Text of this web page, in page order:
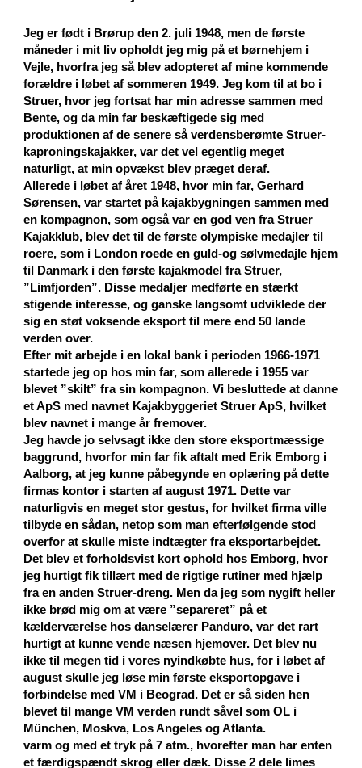
Jeg er født i Brørup den 2. juli 1948, men de første
måneder i mit liv opholdt jeg mig på et børnehjem i
Vejle, hvorfra jeg så blev adopteret af mine kommende
forældre i løbet af sommeren 1949. Jeg kom til at bo i
Struer, hvor jeg fortsat har min adresse sammen med
Bente, og da min far beskæftigede sig med
produktionen af de senere så verdensberømte Struer-
kaproningskajakker, var det vel egentlig meget
naturligt, at min opvækst blev præget deraf.
Allerede i løbet af året 1948, hvor min far, Gerhard
Sørensen, var startet på kajakbygningen sammen med
en kompagnon, som også var en god ven fra Struer
Kajakklub, blev det til de første olympiske medajler til
roere, som i London roede en guld-og sølvmedajle hjem
til Danmark i den første kajakmodel fra Struer,
”Limfjorden”. Disse medaljer medførte en stærkt
stigende interesse, og ganske langsomt udviklede der
sig en støt voksende eksport til mere end 50 lande
verden over.
Efter mit arbejde i en lokal bank i perioden 1966-1971
startede jeg op hos min far, som allerede i 1955 var
blevet ”skilt” fra sin kompagnon. Vi besluttede at danne
et ApS med navnet Kajakbyggeriet Struer ApS, hvilket
blev navnet i mange år fremover.
Jeg havde jo selvsagt ikke den store eksportmæssige
baggrund, hvorfor min far fik aftalt med Erik Emborg i
Aalborg, at jeg kunne påbegynde en oplæring på dette
firmas kontor i starten af august 1971. Dette var
naturligvis en meget stor gestus, for hvilket firma ville
tilbyde en sådan, netop som man efterfølgende stod
overfor at skulle miste indtægter fra eksportarbejdet.
Det blev et forholdsvist kort ophold hos Emborg, hvor
jeg hurtigt fik tillært med de rigtige rutiner med hjælp
fra en anden Struer-dreng. Men da jeg som nygift heller
ikke brød mig om at være ”separeret” på et
kælderværelse hos danselærer Panduro, var det rart
hurtigt at kunne vende næsen hjemover. Det blev nu
ikke til megen tid i vores nyindkøbte hus, for i løbet af
august skulle jeg løse min første eksportopgave i
forbindelse med VM i Beograd. Det er så siden hen
blevet til mange VM verden rundt såvel som OL i
München, Moskva, Los Angeles og Atlanta.
varm og med et tryk på 7 atm., hvorefter man har enten
et færdigspændt skrog eller dæk. Disse 2 dele limes